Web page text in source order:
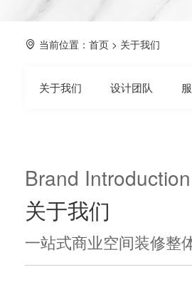
当前位置： 首页> 关于我们
关于我们 设计团队
Brand Introduction
关于我们
一站式商业空间装修整